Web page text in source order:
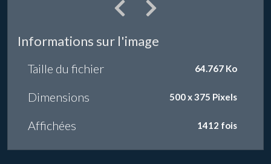
Informations sur l'image
Taille du fichier 64.767 Ko
Dimensions 500 x 375 Pixels
Affichées 1412 fois